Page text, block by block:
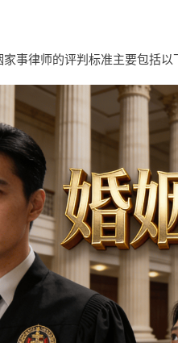
事律师的评判标准主要包括以